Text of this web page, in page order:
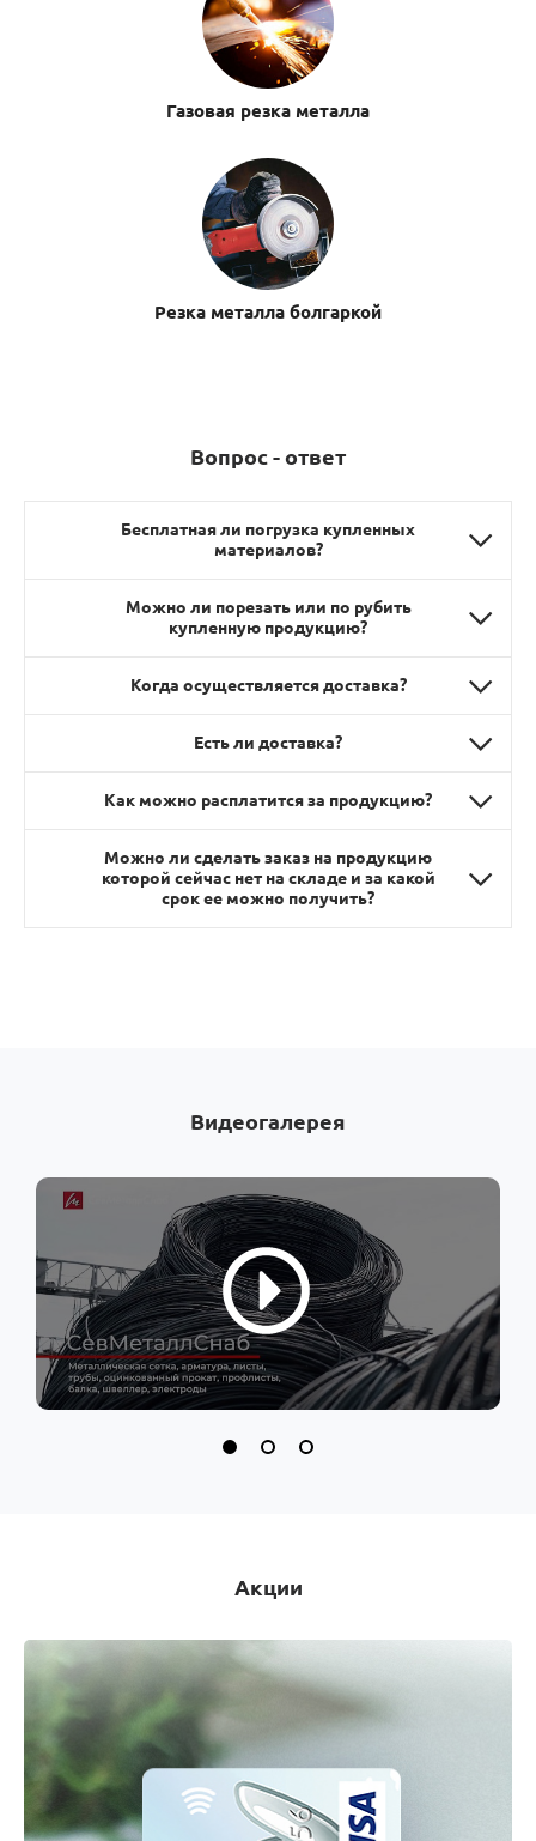
Газовая резка металла
Резка металла болгаркой
Вопрос - ответ
Бесплатная ли погрузка купленных
материалов?
Можно ли порезать или по рубить
купленную продукцию?
Когда осуществляется доставка?
Есть ли доставка?
Как можно расплатится за продукцию?
Можно ли сделать заказ на продукцию
которой сейчас нет на складе и за какой
срок ее можно получить?
Видеогалерея
Акции